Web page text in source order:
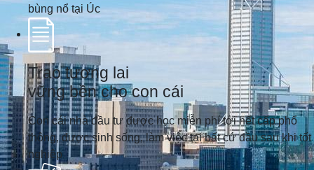
bùng nổ tại Úc
Trao tương lai
vững bền cho con cái
Con cái nhà đầu tư được học miễn phí tới hết cấp phổ
thông, được sinh sống, làm việc tại bất cứ đầu sau khi tốt
nghiệp